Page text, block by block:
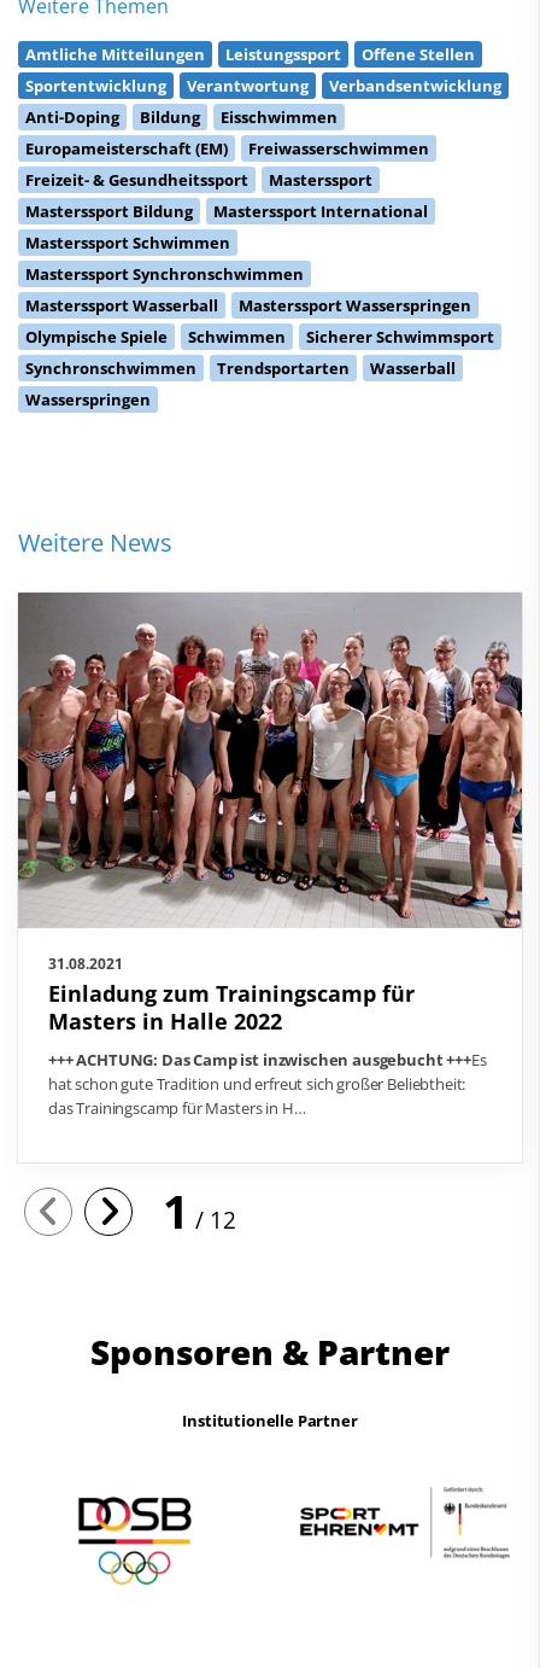
Weitere Themen
Amtliche Mitteilungen Leistungssport
Offene Stellen
Sportentwicklung
Verantwortung
Verbandsentwicklung
Anti-Doping
Bildung
Eisschwimmen
Europameisterschaft (EM)
Freiwasserschwimmen
Freizeit- & Gesundheitssport
Masterssport
Masterssport Bildung
Masterssport International
Masterssport Schwimmen
Masterssport Synchronschwimmen
Masterssport Wasserball
Masterssport Wasserspringen
Olympische Spiele
Schwimmen
Sicherer Schwimmsport
Synchronschwimmen
Trendsportarten
Wasserball
Wasserspringen
Weitere News
31.08.2021
Einladung zum Trainingscamp für
Masters in Halle 2022
+++ ACHTUNG: Das Camp ist inzwischen ausgebucht +++Es
hat schon gute Tradition und erfreut sich großer Beliebtheit:
das Trainingscamp für Masters in H…
1 12
Sponsoren & Partner
Institutionelle Partner